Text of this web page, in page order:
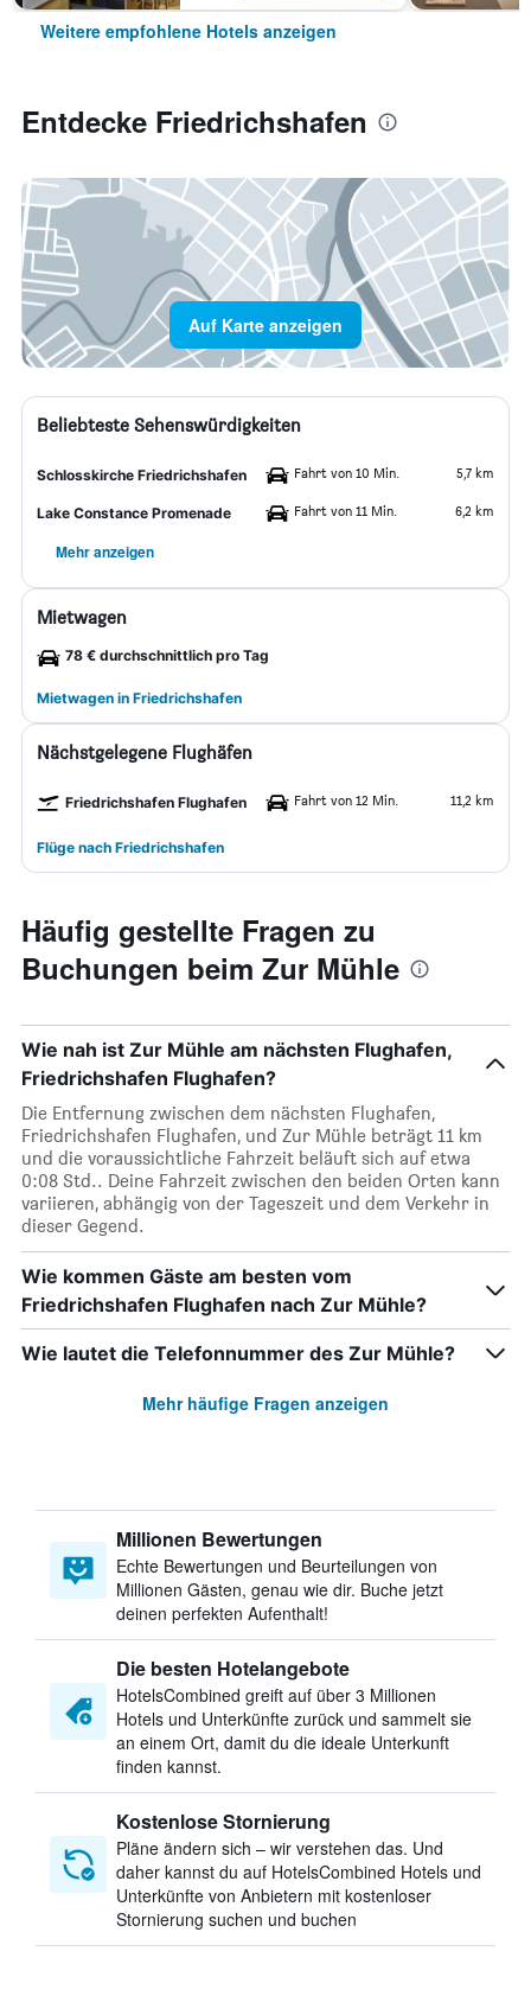
Weitere empfohlene Hotels anzeigen
Entdecke Friedrichshafen
Auf Karte anzeigen
Beliebteste Sehenswürdigkeiten
Schlosskirche Friedrichshafen Fahrt von 10 Min. 5,7 km
Lake Constance Promenade Fahrt von 11 Min. 6,2 km
Mehr anzeigen
Mietwagen
78 € durchschnittlich pro Tag
Mietwagen in Friedrichshafen
Nächstgelegene Flughäfen
Friedrichshafen Flughafen Fahrt von 12 Min. 11,2 km
Flüge nach Friedrichshafen
Häufig gestellte Fragen zu
Buchungen beim Zur Mühle
Wie nah ist Zur Mühle am nächsten Flughafen,
Friedrichshafen Flughafen?
Die Entfernung zwischen dem nächsten Flughafen,
Friedrichshafen Flughafen, und Zur Mühle beträgt 11 km
und die voraussichtliche Fahrzeit beläuft sich auf etwa
0:08 Std.. Deine Fahrzeit zwischen den beiden Orten kann
variieren, abhängig von der Tageszeit und dem Verkehr in
dieser Gegend.
Wie kommen Gäste am besten vom
Friedrichshafen Flughafen nach Zur Mühle?
Wie lautet die Telefonnummer des Zur Mühle?
Mehr häufige Fragen anzeigen
Millionen Bewertungen
Echte Bewertungen und Beurteilungen von
Millionen Gästen, genau wie dir. Buche jetzt
deinen perfekten Aufenthalt!
Die besten Hotelangebote
HotelsCombined greift auf über 3 Millionen
Hotels und Unterkünfte zurück und sammelt sie
an einem Ort, damit du die ideale Unterkunft
finden kannst.
Kostenlose Stornierung
Pläne ändern sich – wir verstehen das. Und
daher kannst du auf HotelsCombined Hotels und
Unterkünfte von Anbietern mit kostenloser
Stornierung suchen und buchen